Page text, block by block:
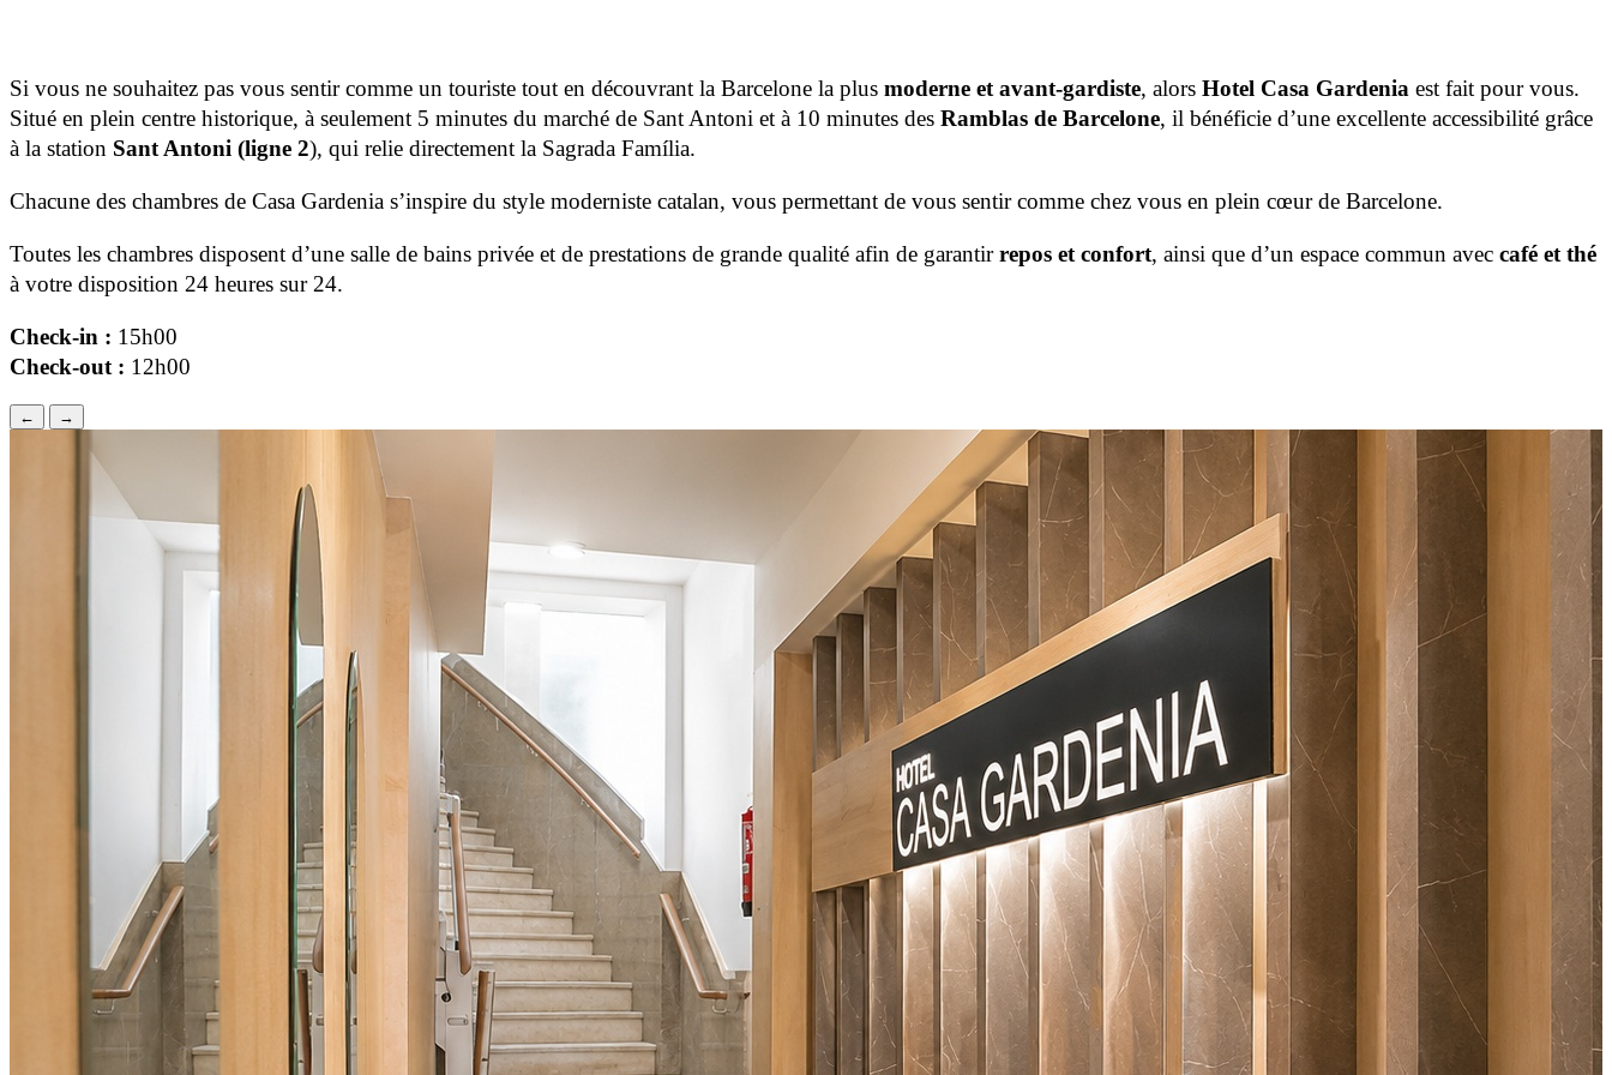
Si vous ne souhaitez pas vous sentir comme un touriste tout en découvrant la Barcelone la plus moderne et avant-gardiste, alors Hotel Casa Gardenia est fait pour vous.
Situé en plein centre historique, à seulement 5 minutes du marché de Sant Antoni et à 10 minutes des Ramblas de Barcelone, il bénéficie d’une excellente accessibilité grâce
à la station Sant Antoni (ligne 2), qui relie directement la Sagrada Família.
Chacune des chambres de Casa Gardenia s’inspire du style moderniste catalan, vous permettant de vous sentir comme chez vous en plein cœur de Barcelone.
Toutes les chambres disposent d’une salle de bains privée et de prestations de grande qualité afin de garantirrepos et confort, ainsi que d’un espace commun avec café et thé
à votre disposition 24 heures sur 24.
Check-in : 15h00
Check-out : 12h00
← →